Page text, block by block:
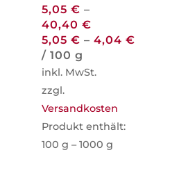
5,05 € –
40,40 €
5,05 € – 4,04 €
/ 100 g
inkl. MwSt.
zzgl.
Versandkosten
Produkt enthält:
100 g – 1000 g